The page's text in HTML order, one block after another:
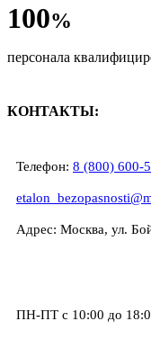
100%
персонала
КОНТАКТЫ:
Телефон: 8 (800) 600-
Адрес: Москва, ул.
ПН-ПТ с 10:00 до